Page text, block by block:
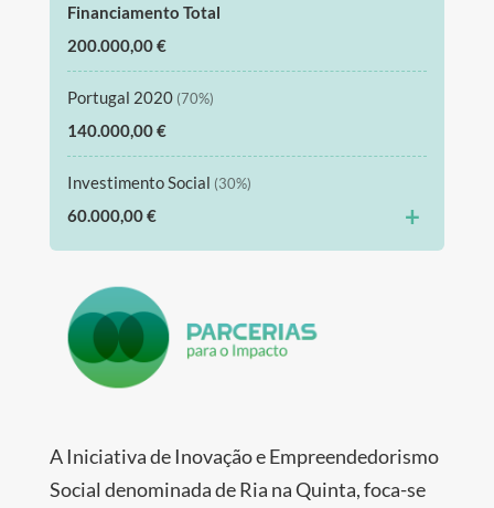
Financiamento Total
200.000,00 €
Portugal 2020 (70%)
140.000,00 €
Investimento Social (30%)
60.000,00 € +
A Iniciativa de Inovação e Empreendedorismo
Social denominada de Ria na Quinta, foca-se